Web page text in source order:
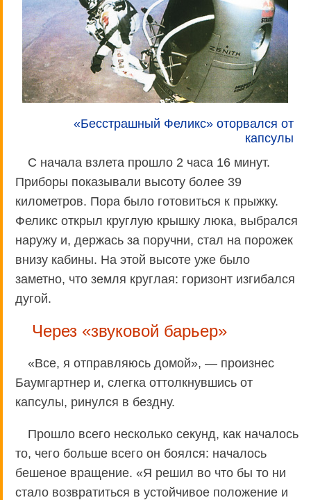
«Бесстрашный Феликс» оторвался от
капсулы
С начала взлета прошло 2 часа 16 минут.
Приборы показывали высоту более 39
километров. Пора было готовиться к прыжку.
Феликс открыл круглую крышку люка, выбрался
наружу и, держась за поручни, стал на порожек
внизу кабины. На этой высоте уже было
заметно, что земля круглая: горизонт изгибался
дугой.
Через «звуковой барьер»
«Все, я отправляюсь домой», — произнес
Баумгартнер и, слегка оттолкнувшись от
капсулы, ринулся в бездну.
Прошло всего несколько секунд, как началось
то, чего больше всего он боялся: началось
бешеное вращение. «Я решил во что бы то ни
стало возвратиться в устойчивое положение и